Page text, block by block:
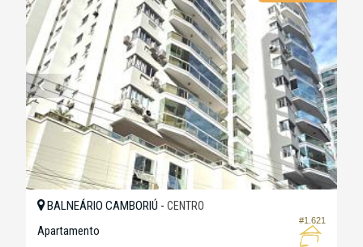
#1.621
BALNEÁRIO CAMBORIÚ - CENTRO
Apartamento